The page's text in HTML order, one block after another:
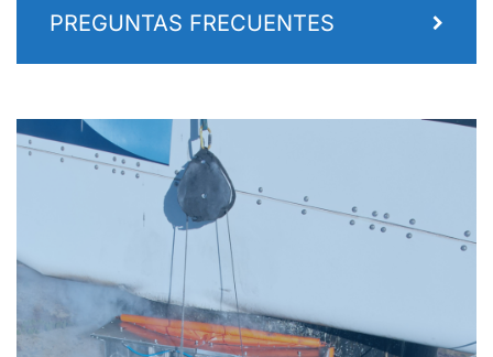
PREGUNTAS FRECUENTES